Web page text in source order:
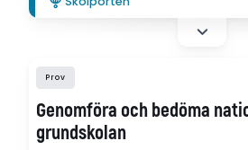
resultaten.
Prov
Genomföra och bedöma
grundskolan